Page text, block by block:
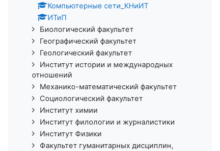
Компьютерные сети_КНиИТ
ИТиП
Биологический факультет
Географический факультет
Геологический факультет
Институт истории и международных
отношений
Механико-математический факультет
Социологический факультет
Институт химии
Институт филологии и журналистики
Институт Физики
Факультет гуманитарных дисциплин,